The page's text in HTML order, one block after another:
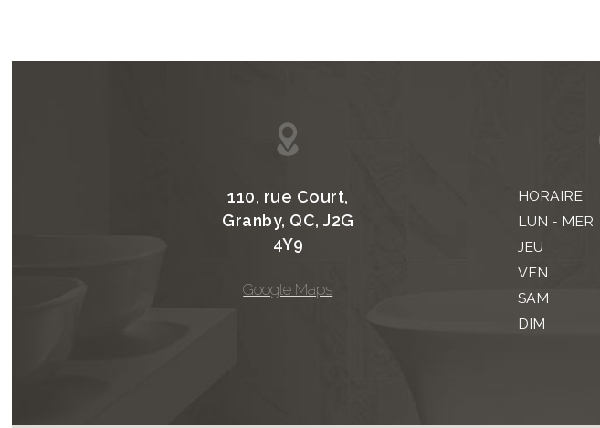
110, rue Court,
Granby, QC, J2G
4Y9
Google Maps
HORAIRE
LUN - MER
JEU
VEN
SAM
DIM